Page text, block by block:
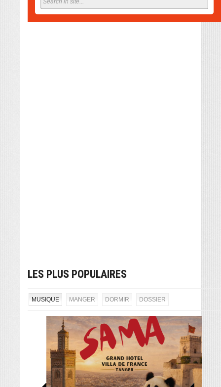
LES PLUS POPULAIRES
MUSIQUE MANGER DORMIR DOSSIER